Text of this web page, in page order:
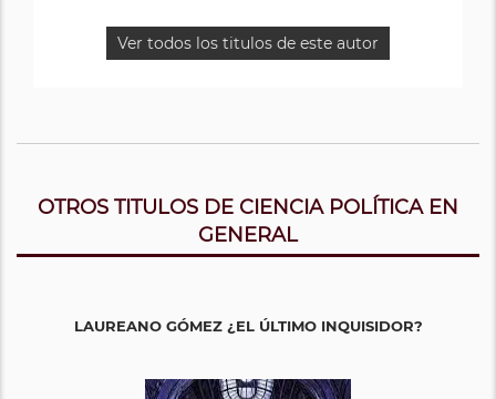
Ver todos los titulos de este autor
OTROS TITULOS DE CIENCIA POLÍTICA EN
GENERAL
LAUREANO GÓMEZ ¿EL ÚLTIMO INQUISIDOR?